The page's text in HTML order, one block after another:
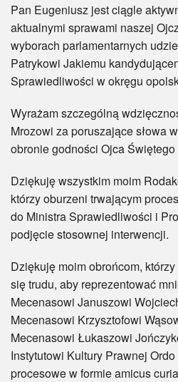
Pan Eugeniusz jest ciągle
aktualnymi sprawami naszej
wyborach parlamentarnych
Patrykowi Jakiemu
Sprawiedliwości w okręgu
Wyrażam szczególną
Mrozowi za poruszające słowa
obronie godności Ojca Świętego
Dziękuję wszystkim moim
którzy oburzeni trwającym
do Ministra Sprawiedliwości i
podjęcie stosownej interwencji.
Dziękuję moim obrońcom,
się trudu, aby reprezentować
Mecenasowi Januszowi
Mecenasowi Krzysztofowi
Mecenasowi Łukaszowi
Instytutowi Kultury Prawnej
procesowe w formie amicus